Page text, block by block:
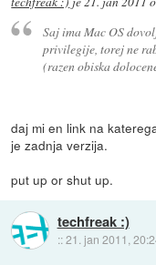
Saj ima Mac OS
privilegije, torej ne
(razen obiska
daj mi en link na
je zadnja verzija.
put up or shut up.
techfreak :)
::21. jan 2011,